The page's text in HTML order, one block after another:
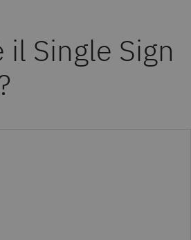
il Single Sign